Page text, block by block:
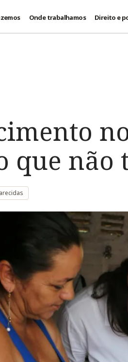
Onde trabalhamos Direito e
que não